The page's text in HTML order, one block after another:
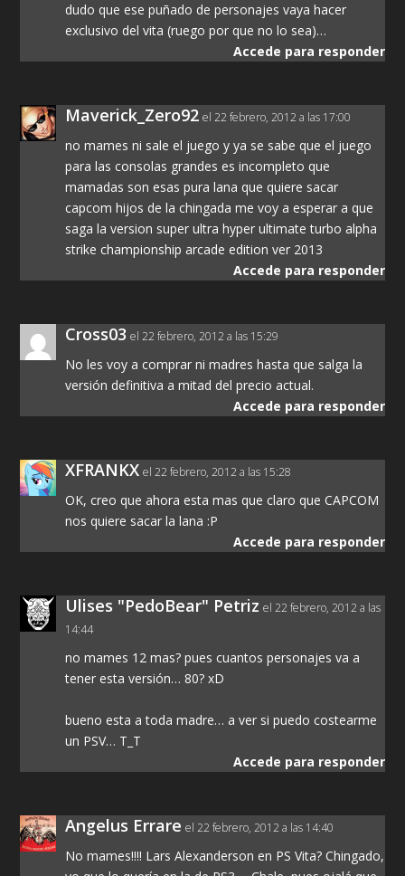
dudo que ese puñado de personajes vaya hacer
exclusivo del vita (ruego por que no lo sea)…
Accede para responder
Maverick_Zero92 el 22 febrero, 2012 a las 17:00
no mames ni sale el juego y ya se sabe que el juego
para las consolas grandes es incompleto que
mamadas son esas pura lana que quiere sacar
capcom hijos de la chingada me voy a esperar a que
saga la version super ultra hyper ultimate turbo alpha
strike championship arcade edition ver 2013
Accede para responder
Cross03 el 22 febrero, 2012 a las 15:29
No les voy a comprar ni madres hasta que salga la
versión definitiva a mitad del precio actual.
Accede para responder
XFRANKX el 22 febrero, 2012 a las 15:28
OK, creo que ahora esta mas que claro que CAPCOM
nos quiere sacar la lana :P
Accede para responder
Ulises "PedoBear" Petriz el 22 febrero, 2012 a las
14:44
no mames 12 mas? pues cuantos personajes va a
tener esta versión… 80? xD
bueno esta a toda madre… a ver si puedo costearme
un PSV… T_T
Accede para responder
Angelus Errare el 22 febrero, 2012 a las 14:40
No mames!!!! Lars Alexanderson en PS Vita? Chingado,